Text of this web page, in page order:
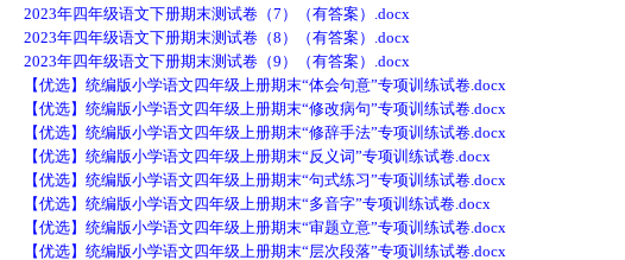
2023年四年级语文下册期末测试卷（7）（有答案）.docx
2023年四年级语文下册期末测试卷（8）（有答案）.docx
2023年四年级语文下册期末测试卷（9）（有答案）.docx
【优选】统编版小学语文四年级上册期末“体会句意”专项训练试卷.docx
【优选】统编版小学语文四年级上册期末“修改病句”专项训练试卷.docx
【优选】统编版小学语文四年级上册期末“修辞手法”专项训练试卷.docx
【优选】统编版小学语文四年级上册期末“反义词”专项训练试卷.docx
【优选】统编版小学语文四年级上册期末“句式练习”专项训练试卷.docx
【优选】统编版小学语文四年级上册期末“多音字”专项训练试卷.docx
【优选】统编版小学语文四年级上册期末“审题立意”专项训练试卷.docx
【优选】统编版小学语文四年级上册期末“层次段落”专项训练试卷.docx